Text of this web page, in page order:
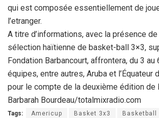
qui est composée essentiellement de
l’etranger.
A titre d’informations, avec la présence de
sélection haïtienne de basket-ball 3×3,
Fondation Barbancourt, affrontera, du 3
équipes, entre autres, Aruba et l’Équateur
pour le compte de la deuxième édition de
Barbarah Bourdeau/totalmixradio.com
Tags: Americup Basket 3x3 Basketball